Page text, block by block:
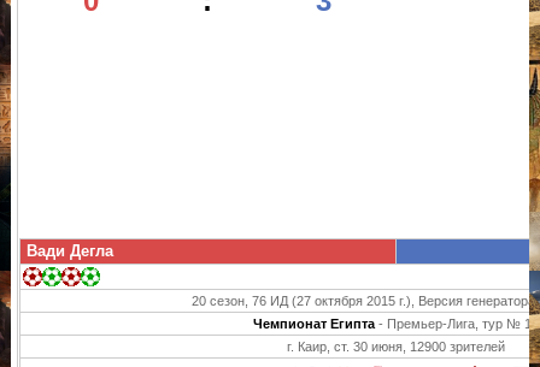
Вади Дегла
20 сезон, 76 ИД (27 октября 2015 г.), Версия генератора
Чемпионат Египта - Премьер-Лига, тур № 15
г. Каир, ст. 30 июня, 12900 зрителей